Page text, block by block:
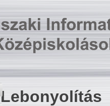
Lebonyolítás